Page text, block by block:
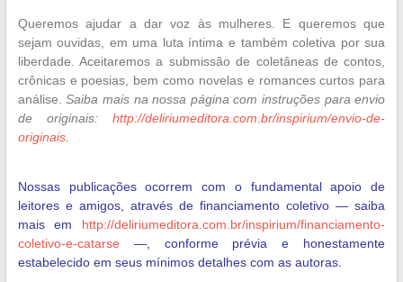
Queremos ajudar a dar voz às mulheres. E queremos que
sejam ouvidas, em uma luta íntima e também coletiva por sua
liberdade. Aceitaremos a submissão de coletâneas de contos,
crônicas e poesias, bem como novelas e romances curtos para
análise.Saiba mais na nossa página com instruções para envio
de originais:http://deliriumeditora.com.br/inspirium/envio-de-
originais.
Nossas publicações ocorrem com o fundamental apoio de
leitores e amigos, através de financiamento coletivo — saiba
mais em http://deliriumeditora.com.br/inspirium/financiamento-
coletivo-e-catarse —, conforme prévia e honestamente
estabelecido em seus mínimos detalhes com as autoras.